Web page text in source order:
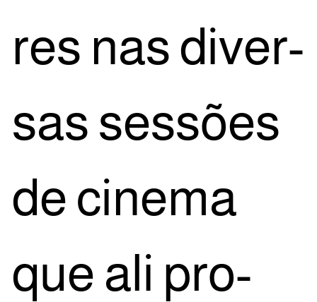
res nas diver­
sas ses­sões
de cine­ma
que ali pro­